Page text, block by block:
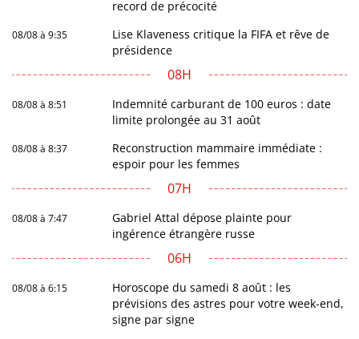
record de précocité
08/08 à 9:35
Lise Klaveness critique la FIFA et rêve de
présidence
08H
08/08 à 8:51
Indemnité carburant de 100 euros : date
limite prolongée au 31 août
08/08 à 8:37
Reconstruction mammaire immédiate :
espoir pour les femmes
07H
08/08 à 7:47
Gabriel Attal dépose plainte pour
ingérence étrangère russe
06H
08/08 à 6:15
Horoscope du samedi 8 août : les
prévisions des astres pour votre week-end,
signe par signe